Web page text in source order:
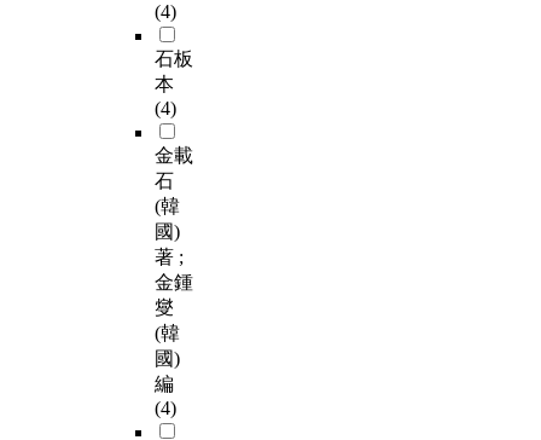
(4)
石板
本
(4)
金載
石
(韓
國)
著 ;
金鍾
燮
(韓
國)
編
(4)